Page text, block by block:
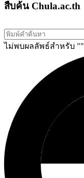
สืบค้น Chula.ac.th
ไม่พบผลลัพธ์สำหรับ ""